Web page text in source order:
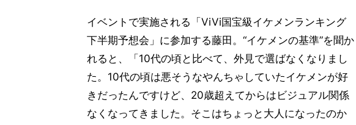
イベントで実施される「ViVi国宝級イケメンランキング
下半期予想会」に参加する藤田。“イケメンの基準”を聞か
れると、「10代の頃と比べて、外見で選ばなくなりまし
た。10代の頃は悪そうなやんちゃしていたイケメンが好
きだったんですけど、20歳超えてからはビジュアル関係
なくなってきました。そこはちょっと大人になったのか